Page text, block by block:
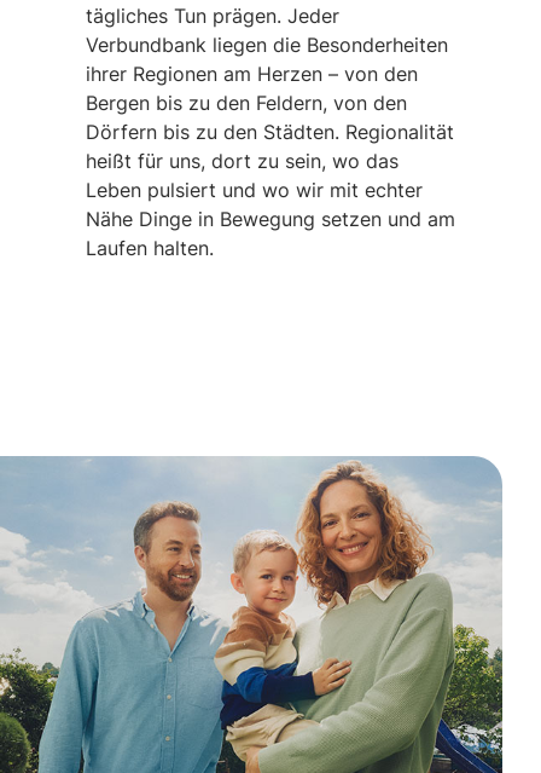
tägliches Tun prägen. Jeder
Verbundbank liegen die Besonderheiten
ihrer Regionen am Herzen – von den
Bergen bis zu den Feldern, von den
Dörfern bis zu den Städten. Regionalität
heißt für uns, dort zu sein, wo das
Leben pulsiert und wo wir mit echter
Nähe Dinge in Bewegung setzen und am
Laufen halten.